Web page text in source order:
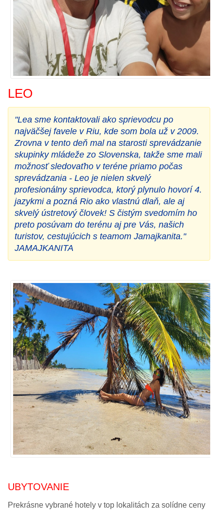
LEO
"Lea sme kontaktovali ako sprievodcu po
najväčšej favele v Riu, kde som bola už v 2009.
Zrovna v tento deň mal na starosti sprevádzanie
skupinky mládeže zo Slovenska, takže sme mali
možnosť sledovaťho v teréne priamo počas
sprevádzania - Leo je nielen skvelý
profesionálny sprievodca, ktorý plynulo hovorí 4.
jazykmi a pozná Rio ako vlastnú dlaň, ale aj
skvelý ústretový človek! S čistým svedomím ho
preto posúvam do terénu aj pre Vás, našich
turistov, cestujúcich s teamom Jamajkanita."
JAMAJKANITA
UBYTOVANIE
Prekrásne vybrané hotely v top lokalitách za solídne ceny